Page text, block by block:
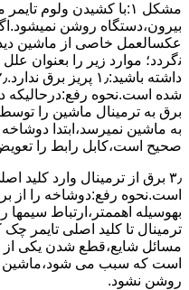
مشکل ۱:ﺑﺎ ﮐﺸﯿﺪن وﻟﻮم
ﺑﯿﺮون،دستگاه روﺷﻦ
عکسالعمل ﺧﺎﺻﯽ از ﻣﺎﺷﯿﻦ
ﻧگردد؛ موارد زیر را بعنوان
ﺷﺪه است.نحوه
ﺑﺮق ﺑﻪ ﺗﺮﻣﯿﻨﺎل ﻣﺎﺷﯿﻦ را
ﺑﻪ ﻣﺎﺷﯿﻦ نمیرسد،اﺑﺘﺪا
ﺻﺤﯿﺢ اﺳﺖ،ﮐﺎﺑﻞ راﺑﻂ را
۳٫ ﺑﺮق از ﺗﺮﻣﯿﻨﺎل وارد ﮐﻠﯿﺪ
است.نحوه رﻓﻊ:دوشاخه را از
بهوسیله اهممتر،ارﺗﺒﺎط سیمها
ﺗﺮﻣﯿﻨﺎل ﺗﺎ ﮐﻠﯿﺪ اﺻﻠﯽ ﺗﺎﯾﻤﺮ چک
مسائل شایع،ﻗﻄﻊ شدن ﯾﮑﯽ از
است که سبب می شود،ﻣﺎﺷﯿﻦ
روﺷﻦ نشود.